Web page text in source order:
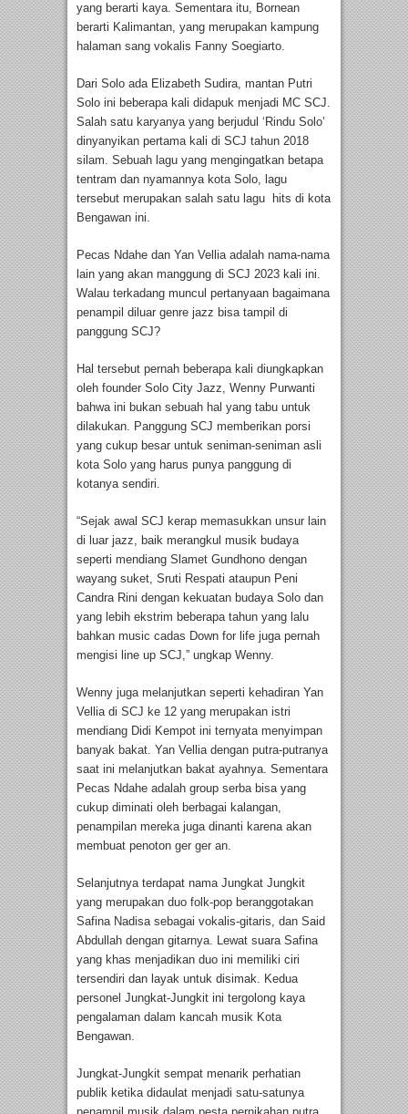
yang berarti kaya. Sementara itu, Bornean
berarti Kalimantan, yang merupakan kampung
halaman sang vokalis Fanny Soegiarto.
Dari Solo ada Elizabeth Sudira, mantan Putri
Solo ini beberapa kali didapuk menjadi MC SCJ.
Salah satu karyanya yang berjudul ‘Rindu Solo’
dinyanyikan pertama kali di SCJ tahun 2018
silam. Sebuah lagu yang mengingatkan betapa
tentram dan nyamannya kota Solo, lagu
tersebut merupakan salah satu lagu hits di kota
Bengawan ini.
Pecas Ndahe dan Yan Vellia adalah nama-nama
lain yang akan manggung di SCJ 2023 kali ini.
Walau terkadang muncul pertanyaan bagaimana
penampil diluar genre jazz bisa tampil di
panggung SCJ?
Hal tersebut pernah beberapa kali diungkapkan
oleh founder Solo City Jazz, Wenny Purwanti
bahwa ini bukan sebuah hal yang tabu untuk
dilakukan. Panggung SCJ memberikan porsi
yang cukup besar untuk seniman-seniman asli
kota Solo yang harus punya panggung di
kotanya sendiri.
“Sejak awal SCJ kerap memasukkan unsur lain
di luar jazz, baik merangkul musik budaya
seperti mendiang Slamet Gundhono dengan
wayang suket, Sruti Respati ataupun Peni
Candra Rini dengan kekuatan budaya Solo dan
yang lebih ekstrim beberapa tahun yang lalu
bahkan music cadas Down for life juga pernah
mengisi line up SCJ,” ungkap Wenny.
Wenny juga melanjutkan seperti kehadiran Yan
Vellia di SCJ ke 12 yang merupakan istri
mendiang Didi Kempot ini ternyata menyimpan
banyak bakat. Yan Vellia dengan putra-putranya
saat ini melanjutkan bakat ayahnya. Sementara
Pecas Ndahe adalah group serba bisa yang
cukup diminati oleh berbagai kalangan,
penampilan mereka juga dinanti karena akan
membuat penoton ger ger an.
Selanjutnya terdapat nama Jungkat Jungkit
yang merupakan duo folk-pop beranggotakan
Safina Nadisa sebagai vokalis-gitaris, dan Said
Abdullah dengan gitarnya. Lewat suara Safina
yang khas menjadikan duo ini memiliki ciri
tersendiri dan layak untuk disimak. Kedua
personel Jungkat-Jungkit ini tergolong kaya
pengalaman dalam kancah musik Kota
Bengawan.
Jungkat-Jungkit sempat menarik perhatian
publik ketika didaulat menjadi satu-satunya